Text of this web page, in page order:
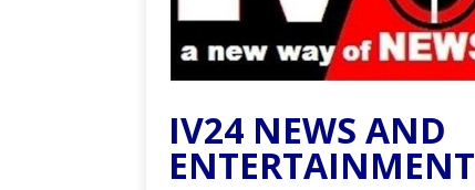
IV24 NEWS AND
ENTERTAINMENT